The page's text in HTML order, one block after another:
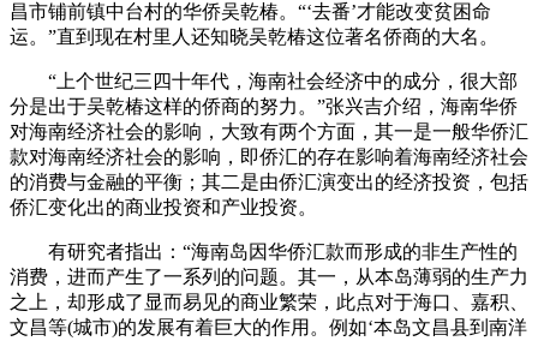
昌市铺前镇中台村的华侨吴乾椿。“‘去番’才能改变贫困命
运。”直到现在村里人还知晓吴乾椿这位著名侨商的大名。
“上个世纪三四十年代，海南社会经济中的成分，很大部
分是出于吴乾椿这样的侨商的努力。”张兴吉介绍，海南华侨
对海南经济社会的影响，大致有两个方面，其一是一般华侨汇
款对海南经济社会的影响，即侨汇的存在影响着海南经济社会
的消费与金融的平衡；其二是由侨汇演变出的经济投资，包括
侨汇变化出的商业投资和产业投资。
有研究者指出：“海南岛因华侨汇款而形成的非生产性的
消费，进而产生了一系列的问题。其一，从本岛薄弱的生产力
之上，却形成了显而易见的商业繁荣，此点对于海口、嘉积、
文昌等(城市)的发展有着巨大的作用。例如‘本岛文昌县到南洋